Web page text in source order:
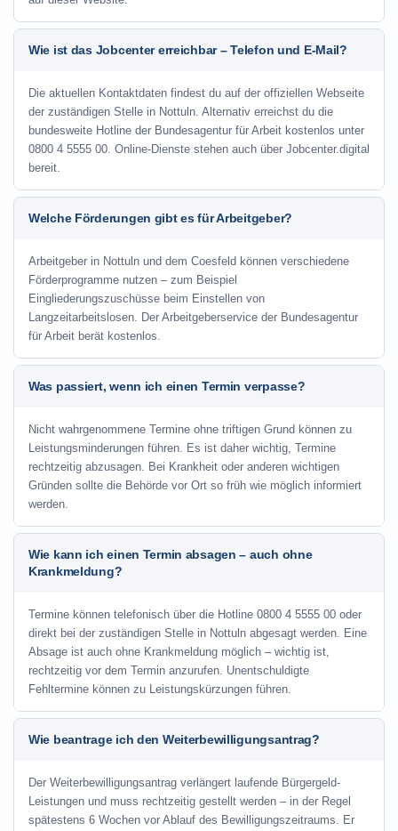
Wie ist das Jobcenter erreichbar – Telefon und E-Mail?
Die aktuellen Kontaktdaten findest du auf der offiziellen Webseite
der zuständigen Stelle in Nottuln. Alternativ erreichst du die
bundesweite Hotline der Bundesagentur für Arbeit kostenlos unter
0800 4 5555 00. Online-Dienste stehen auch über Jobcenter.digital
bereit.
Welche Förderungen gibt es für Arbeitgeber?
Arbeitgeber in Nottuln und dem Coesfeld können verschiedene
Förderprogramme nutzen – zum Beispiel
Eingliederungszuschüsse beim Einstellen von
Langzeitarbeitslosen. Der Arbeitgeberservice der Bundesagentur
für Arbeit berät kostenlos.
Was passiert, wenn ich einen Termin verpasse?
Nicht wahrgenommene Termine ohne triftigen Grund können zu
Leistungsminderungen führen. Es ist daher wichtig, Termine
rechtzeitig abzusagen. Bei Krankheit oder anderen wichtigen
Gründen sollte die Behörde vor Ort so früh wie möglich informiert
werden.
Wie kann ich einen Termin absagen – auch ohne
Krankmeldung?
Termine können telefonisch über die Hotline 0800 4 5555 00 oder
direkt bei der zuständigen Stelle in Nottuln abgesagt werden. Eine
Absage ist auch ohne Krankmeldung möglich – wichtig ist,
rechtzeitig vor dem Termin anzurufen. Unentschuldigte
Fehltermine können zu Leistungskürzungen führen.
Wie beantrage ich den Weiterbewilligungsantrag?
Der Weiterbewilligungsantrag verlängert laufende Bürgergeld-
Leistungen und muss rechtzeitig gestellt werden – in der Regel
spätestens 6 Wochen vor Ablauf des Bewilligungszeitraums. Er